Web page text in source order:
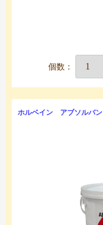
個数：
ホルベイン アブソルバン